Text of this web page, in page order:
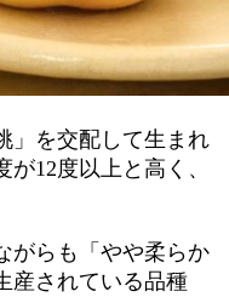
」を交配して生まれ
12度以上と高く、
がらも「やや柔らか
産されている品種